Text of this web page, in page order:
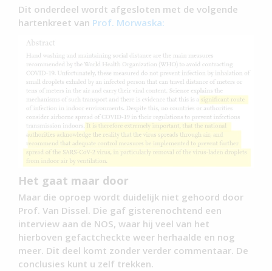
Dit onderdeel wordt afgesloten met de volgende
hartenkreet van Prof. Morwaska:
Het gaat maar door
Maar die oproep wordt duidelijk niet gehoord door
Prof. Van Dissel. Die gaf gisterenochtend een
interview aan de NOS, waar hij veel van het
hierboven gefactcheckte weer herhaalde en nog
meer. Dit deel komt zonder verder commentaar. De
conclusies kunt u zelf trekken.